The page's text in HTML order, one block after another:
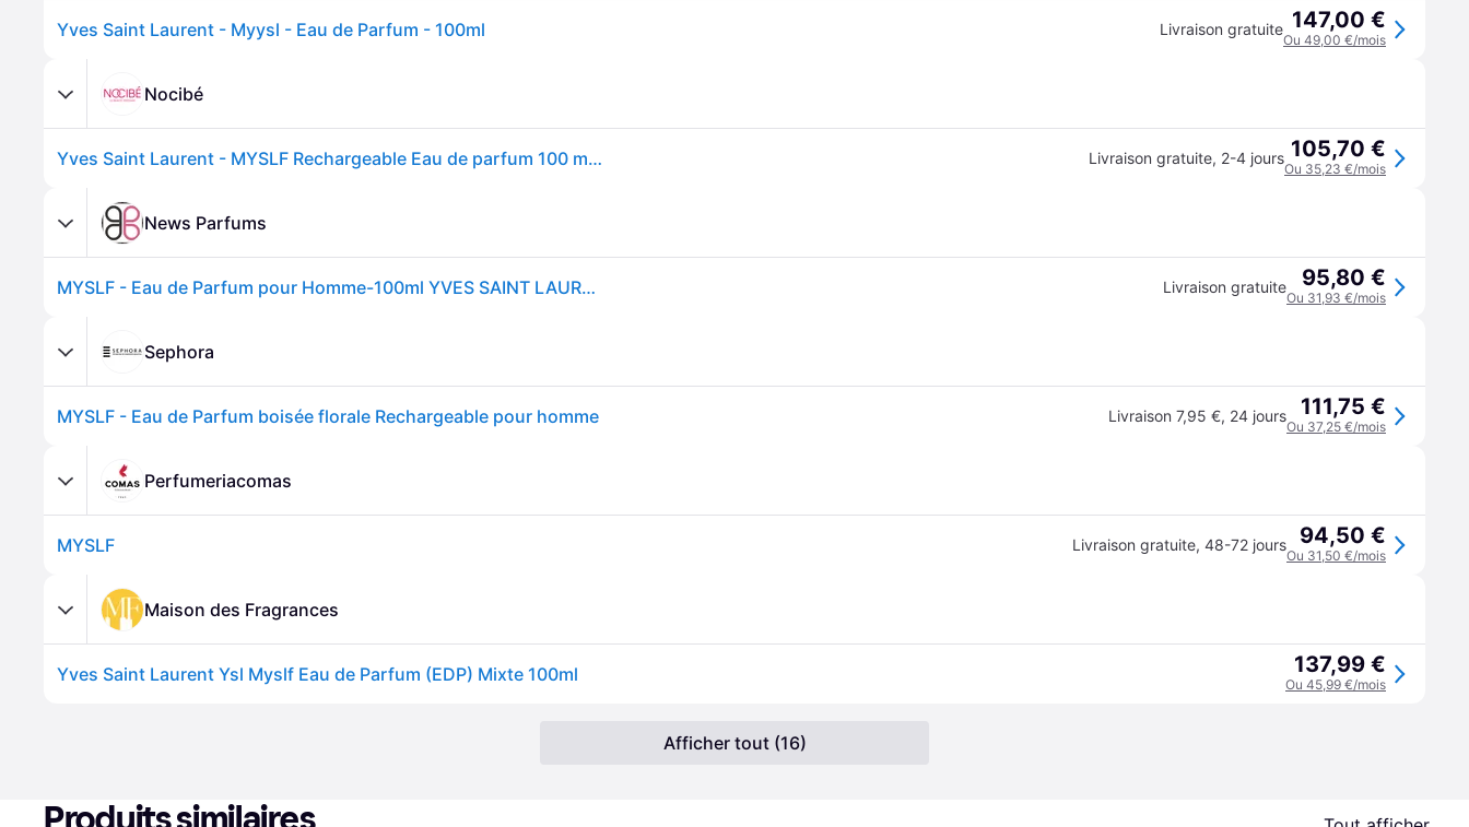
Yves Saint Laurent - Myysl - Eau de Parfum - 100ml Livraison gratuite 147,00 €
Ou 49,00 €/mois
Nocibé
Yves Saint Laurent - MYSLF Rechargeable Eau de parfum 100 ml male Livraison gratuite, 2-4 jours 105,70 €
Ou 35,23 €/mois
News Parfums
MYSLF - Eau de Parfum pour Homme-100ml YVES SAINT LAURENT Livraison gratuite 95,80 €
Ou 31,93 €/mois
Sephora
MYSLF - Eau de Parfum boisée florale Rechargeable pour homme Livraison 7,95 €, 24 jours 111,75 €
Ou 37,25 €/mois
Perfumeriacomas
MYSLF Livraison gratuite, 48-72 jours 94,50 €
Ou 31,50 €/mois
Maison des Fragrances
Yves Saint Laurent Ysl Myslf Eau de Parfum (EDP) Mixte 100ml 137,99 €
Ou 45,99 €/mois
Afficher tout (16)